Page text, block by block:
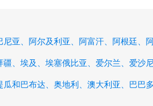
尼亚、 阿尔及利亚、 阿富汗、 阿根廷、
、 埃及、 埃塞俄比亚、 爱尔兰、 爱沙
瓜和巴布达、 奥地利、 澳大利亚、 巴巴